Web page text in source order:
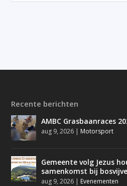
Recente berichten
AMBC Grasbaanraces
aug 9, 2026 | Motorsport
Gemeente volg Jezus
samenkomst bij
aug 9, 2026 | Evenementen